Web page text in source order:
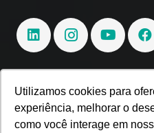
Utilizamos cookies para
experiência, melhorar o
como você interage em
Fique por dentro!